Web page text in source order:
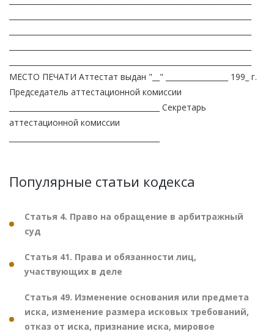
МЕСТО ПЕЧАТИ Аттестат выдан "__" _________________ 199_ г.
Председатель аттестационной комиссии
_________________________________________ Секретарь
аттестационной комиссии
Популярные статьи кодекса
Статья 4. Право на обращение в арбитражный
суд
Статья 41. Права и обязанности лиц,
участвующих в деле
Статья 49. Изменение основания или предмета
иска, изменение размера исковых требований,
отказ от иска, признание иска, мировое